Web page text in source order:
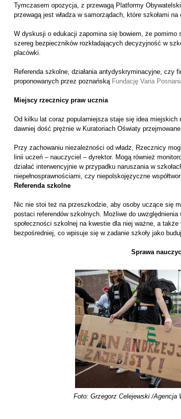
Tymczasem opozycja, z przewagą Platformy
przewagą jest władza w samorządach, które szkołami
W dyskusji o edukacji zapomina się bowiem, że
szereg bezpieczników rozkładających decyzyjność w
placówki.
Referenda szkolne, działania antydyskryminacyjne, czy
proponowanych przez poznańską Fundację Varia
Miejscy rzecznicy praw ucznia
Od kilku lat coraz popularniejsza staje się idea
dawniej dość prężnie w Kuratoriach Oświaty
Przy zachowaniu niezależności od władz, Rzecznicy
linii uczeń – nauczyciel – dyrektor. Mogą również
działać interwencyjnie w przypadku naruszania w
niepełnosprawnościami, czy niepolskojęzyczne
Referenda szkolne
Nic nie stoi też na przeszkodzie, aby osoby uczące się
postaci referendów szkolnych. Możliwe do uwzględnienia
społeczności szkolnej na kwestie dla niej ważne, a także
bezpośredniej, co wpisuje się w zadanie szkoły jako
Sprawa
Foto: Grzegorz Celejewski /Agencja